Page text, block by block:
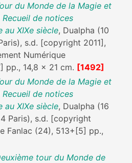
du Monde de la Magie et
de notices
au XIXe siècle, Dualpha (10
s.d. [copyright 2011],
Numérique
pp., 14,8 x 21 cm. [1492]
du Monde de la Magie et
de notices
au XIXe siècle, Dualpha (16
Paris), s.d. [copyright
Fanlac (24), 513+[5] pp.,
tour du Monde de